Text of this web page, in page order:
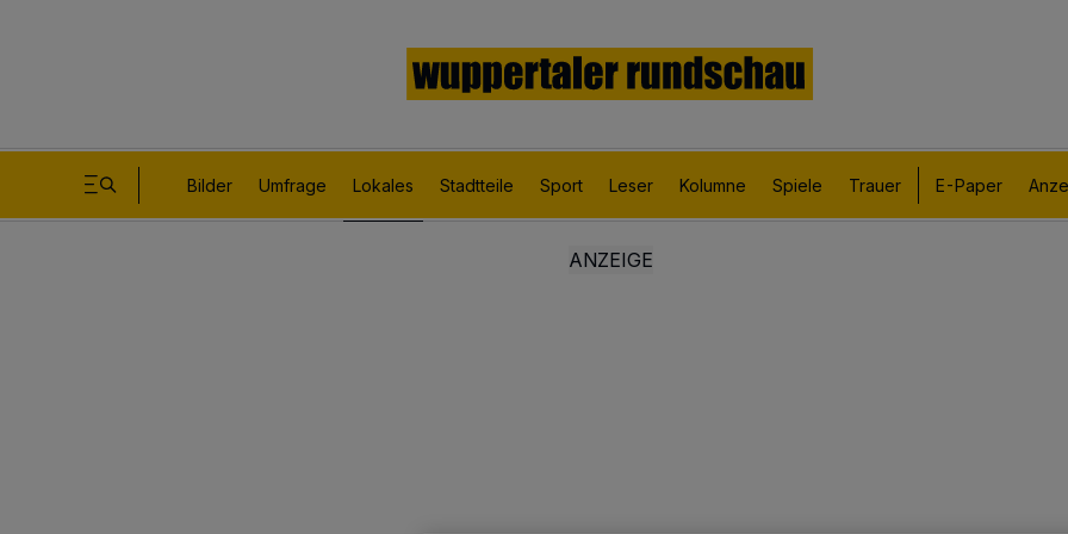
Bilder Umfrage Lokales Stadtteile Sport Leser Kolumne Spiele Trauer E-Paper